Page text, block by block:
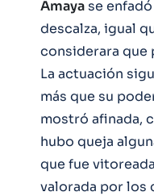
Amayase
descalza, igual
considerara que
La actuación
más que su
mostró afinada,
hubo queja
que fue
valorada por los